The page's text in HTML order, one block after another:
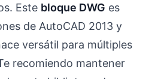
Este bloque DWG es
de AutoCAD 2013 y
versátil para múltiples
recomiendo mantener